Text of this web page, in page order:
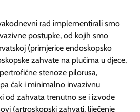
rad implementirali smo
postupke, od kojih smo
(primjerice endoskopsko
zahvate na plućima u djece,
stenoze pilorusa,
čak i minimalno invazivnu
od zahvata trenutno se i izvode
(artroskopski zahvati, liječenje